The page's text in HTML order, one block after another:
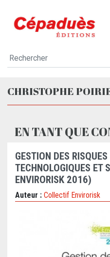
CHRISTOPHE
EN TANT QUE
GESTION DES
TECHNOLOGIQUES ET
ENVIRORISK 2016)
Auteur : Collectif Envirorisk